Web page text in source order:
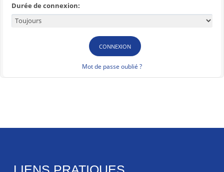
Durée de connexion:
Mot de passe oublié ?